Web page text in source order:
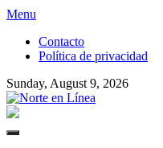
Skip
content
Menu
Contacto
Política de privacidad
Sunday, August 9, 2026
Primary